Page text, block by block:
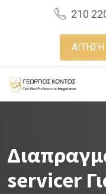
210
servicer